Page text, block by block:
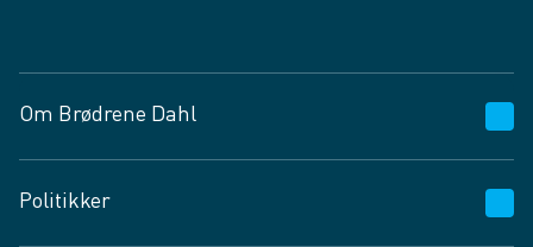
Om Brødrene Dahl
Vagttelefon 30 10 89 89
Politikker